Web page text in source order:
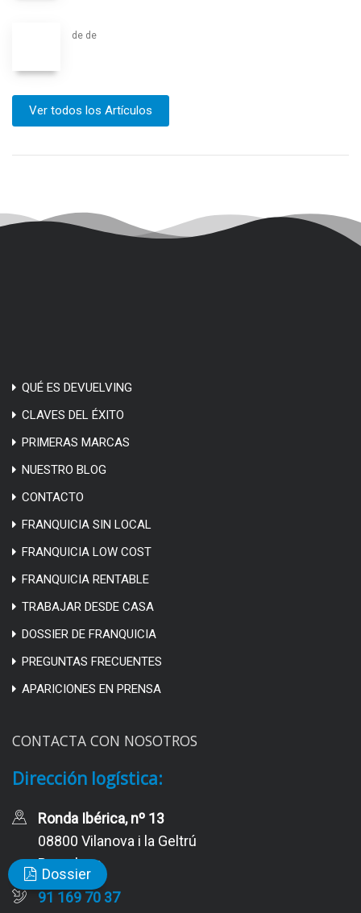
de de
Ver todos los Artículos
QUÉ ES DEVUELVING
CLAVES DEL ÉXITO
PRIMERAS MARCAS
NUESTRO BLOG
CONTACTO
FRANQUICIA SIN LOCAL
FRANQUICIA LOW COST
FRANQUICIA RENTABLE
TRABAJAR DESDE CASA
DOSSIER DE FRANQUICIA
PREGUNTAS FRECUENTES
APARICIONES EN PRENSA
CONTACTA CON NOSOTROS
Dirección logística:
Ronda Ibérica, nº 13
08800 Vilanova i la Geltrú
Barcelona
91 169 70 37
Dossier